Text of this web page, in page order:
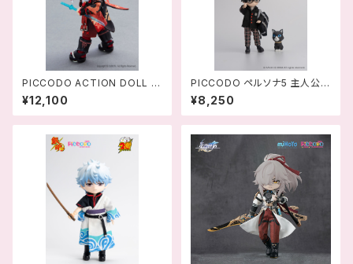
PICCODO ACTION DOLL X
原神 楓原万葉(かえではらかず
は) デフォルメドール - 694242
1168157
¥12,100
PICCODO ペルソナ5 主人公
デフォルメドール-458956581
2847
¥8,250